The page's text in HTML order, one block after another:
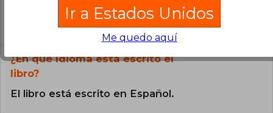
Todos los libros de nuestro
catálogo son Originales.
¿En qué Idioma está escrito el
libro?
El libro está escrito en Español.
Ir a Estados Unidos
Me quedo aquí